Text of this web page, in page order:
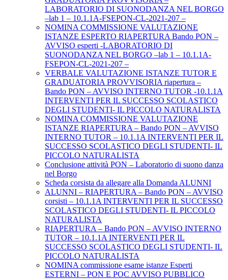
LABORATORIO DI SUONODANZA NEL BORGO
–lab 1 – 10.1.1A-FSEPON-CL-2021-207 –
NOMINA COMMISSIONE VALUTAZIONE
ISTANZE ESPERTO RIAPERTURA Bando PON –
AVVISO esperti -LABORATORIO DI
SUONODANZA NEL BORGO –lab 1 – 10.1.1A-
FSEPON-CL-2021-207 –
VERBALE VALUTAZIONE ISTANZE TUTOR E
GRADUATORIA PROVVISORIA riapertura –
Bando PON – AVVISO INTERNO TUTOR -10.1.1A
INTERVENTI PER IL SUCCESSO SCOLASTICO
DEGLI STUDENTI- IL PICCOLO NATURALISTA
NOMINA COMMISSIONE VALUTAZIONE
ISTANZE RIAPERTURA – Bando PON – AVVISO
INTERNO TUTOR – 10.1.1A INTERVENTI PER IL
SUCCESSO SCOLASTICO DEGLI STUDENTI- IL
PICCOLO NATURALISTA
Conclusione attività PON – Laboratorio di suono danza
nel Borgo
Scheda corsista da allegare alla Domanda ALUNNI
ALUNNI – RIAPERTURA – Bando PON – AVVISO
corsisti – 10.1.1A INTERVENTI PER IL SUCCESSO
SCOLASTICO DEGLI STUDENTI- IL PICCOLO
NATURALISTA
RIAPERTURA – Bando PON – AVVISO INTERNO
TUTOR – 10.1.1A INTERVENTI PER IL
SUCCESSO SCOLASTICO DEGLI STUDENTI- IL
PICCOLO NATURALISTA
NOMINA commissione esame istanze Esperti
ESTERNI – PON E POC AVVISO PUBBLICO